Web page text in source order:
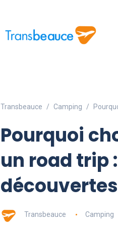
Transbeauce Camping
Pourquoi
un road trip
Transbeauce Camping